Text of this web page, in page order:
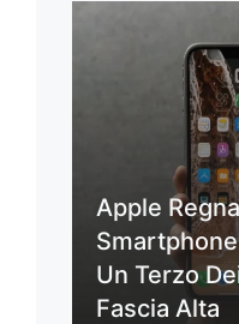
Apple
Un Terzo
Fascia Alta